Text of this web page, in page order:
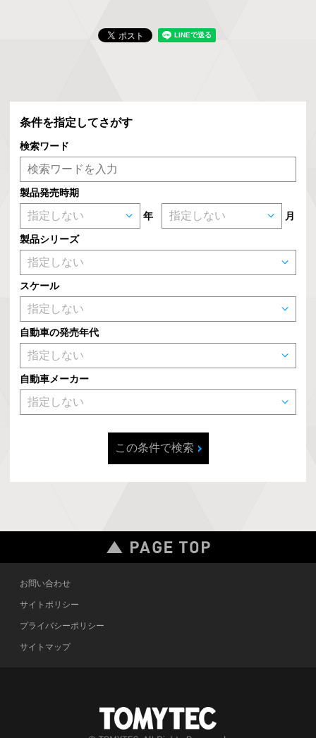
条件を指定してさがす
検索ワード
製品発売時期
年 月
製品シリーズ
スケール
自動車の発売年代
自動車メーカー
この条件で検索
お問い合わせ
サイトポリシー
プライバシーポリシー
サイトマップ